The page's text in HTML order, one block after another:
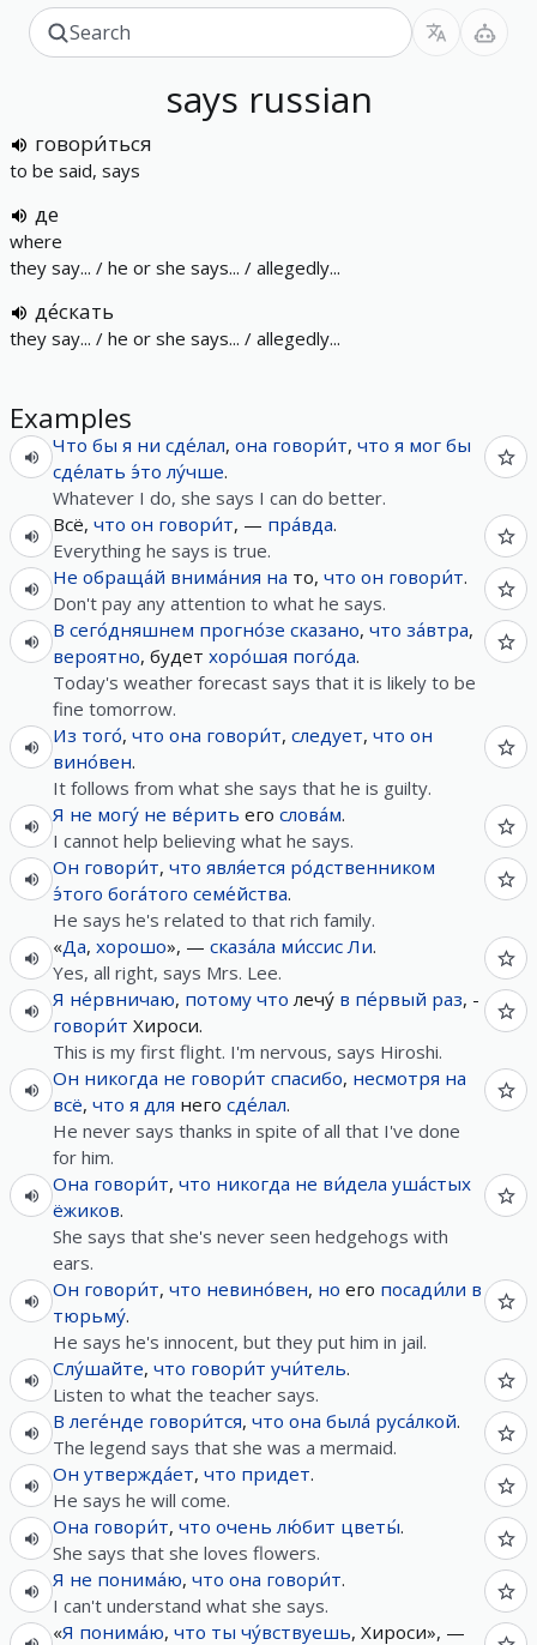
says russian
говори́ться
to be said, says
де
where
they say... / he or she says... / allegedly...
де́скать
they say... / he or she says... / allegedly...
Examples
Что бы я ни сде́лал, она говори́т, что я мог бы
сде́лать э́то лу́чше.
Whatever I do, she says I can do better.
Всё, что он говори́т, — пра́вда.
Everything he says is true.
Не обраща́й внима́ния на то, что он говори́т.
Don't pay any attention to what he says.
В сего́дняшнем прогно́зе сказано, что за́втра,
вероятно, будет хоро́шая пого́да.
Today's weather forecast says that it is likely to be
fine tomorrow.
Из того́, что она говори́т, следует, что он
вино́вен.
It follows from what she says that he is guilty.
Я не могу́ не ве́рить его слова́м.
I cannot help believing what he says.
Он говори́т, что явля́ется ро́дственником
э́того бога́того семе́йства.
He says he's related to that rich family.
«Да, хорошо», — сказа́ла ми́ссис Ли.
Yes, all right, says Mrs. Lee.
Я не́рвничаю, потому что лечу́ в пе́рвый раз, -
говори́т Хироси.
This is my first flight. I'm nervous, says Hiroshi.
Он никогда не говори́т спасибо, несмотря на
всё, что я для него сде́лал.
He never says thanks in spite of all that I've done
for him.
Она говори́т, что никогда не ви́дела уша́стых
ёжиков.
She says that she's never seen hedgehogs with
ears.
Он говори́т, что невино́вен, но его посади́ли в
тюрьму́.
He says he's innocent, but they put him in jail.
Слу́шайте, что говори́т учи́тель.
Listen to what the teacher says.
В леге́нде говори́тся, что она была́ руса́лкой.
The legend says that she was a mermaid.
Он утвержда́ет, что придет.
He says he will come.
Она говори́т, что очень лю́бит цветы́.
She says that she loves flowers.
Я не понима́ю, что она говори́т.
I can't understand what she says.
«Я понима́ю, что ты чу́вствуешь, Хироси», —